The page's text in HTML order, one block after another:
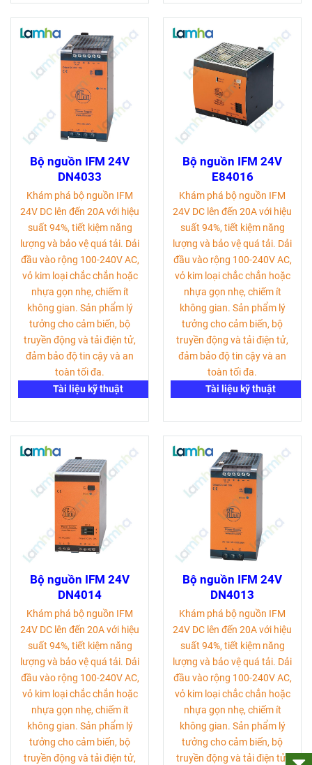
Bộ nguồn IFM 24V
DN4033
Khám phá bộ nguồn IFM
24V DC lên đến 20A với hiệu
suất 94%, tiết kiệm năng
lượng và bảo vệ quá tải. Dải
đầu vào rộng 100-240V AC,
vỏ kim loại chắc chắn hoặc
nhựa gọn nhẹ, chiếm ít
không gian. Sản phẩm lý
tưởng cho cảm biến, bộ
truyền động và tải điện tử,
đảm bảo độ tin cậy và an
toàn tối đa.
Tài liệu kỹ thuật
Bộ nguồn IFM 24V
E84016
Khám phá bộ nguồn IFM
24V DC lên đến 20A với hiệu
suất 94%, tiết kiệm năng
lượng và bảo vệ quá tải. Dải
đầu vào rộng 100-240V AC,
vỏ kim loại chắc chắn hoặc
nhựa gọn nhẹ, chiếm ít
không gian. Sản phẩm lý
tưởng cho cảm biến, bộ
truyền động và tải điện tử,
đảm bảo độ tin cậy và an
toàn tối đa.
Tài liệu kỹ thuật
Bộ nguồn IFM 24V
DN4014
Khám phá bộ nguồn IFM
24V DC lên đến 20A với hiệu
suất 94%, tiết kiệm năng
lượng và bảo vệ quá tải. Dải
đầu vào rộng 100-240V AC,
vỏ kim loại chắc chắn hoặc
nhựa gọn nhẹ, chiếm ít
không gian. Sản phẩm lý
tưởng cho cảm biến, bộ
truyền động và tải điện tử,
Bộ nguồn IFM 24V
DN4013
Khám phá bộ nguồn IFM
24V DC lên đến 20A với hiệu
suất 94%, tiết kiệm năng
lượng và bảo vệ quá tải. Dải
đầu vào rộng 100-240V AC,
vỏ kim loại chắc chắn hoặc
nhựa gọn nhẹ, chiếm ít
không gian. Sản phẩm lý
tưởng cho cảm biến, bộ
truyền động và tải điện tử,